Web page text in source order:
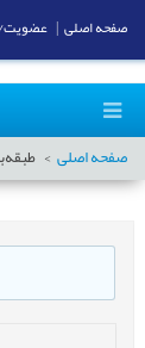
صفحه اصلی
صفحه اصلی عضویت/